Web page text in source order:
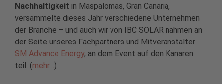
Nachhaltigkeit in Maspalomas, Gran Canaria,
versammelte dieses Jahr verschiedene Unternehmen
der Branche – und auch wir von IBC SOLAR nahmen an
der Seite unseres Fachpartners und Mitveranstalter
SM Advance Energy, an dem Event auf den Kanaren
teil. (mehr…)